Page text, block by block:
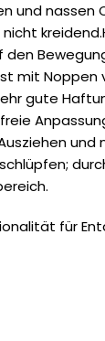
nassen
mit
gute
für